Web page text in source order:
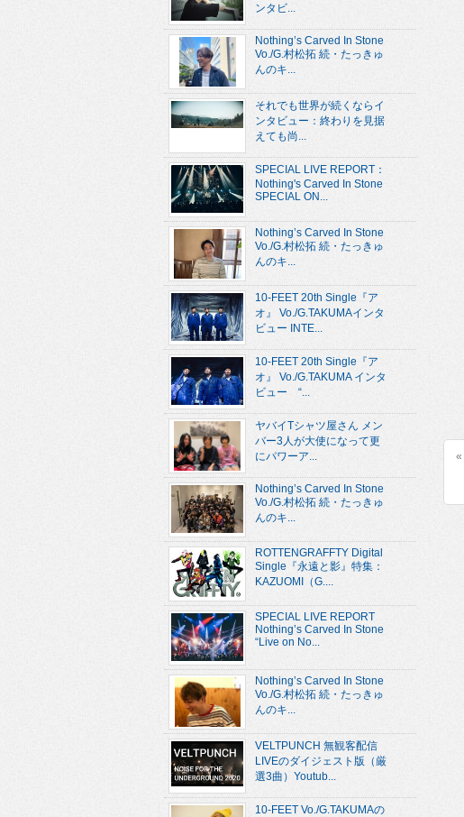
«
ンタビ...
Nothing’s Carved In Stone
Vo./G.村松拓 続・たっきゅ
んのキ...
それでも世界が続くならイ
ンタビュー：終わりを見据
えても尚...
SPECIAL LIVE REPORT：
Nothing's Carved In Stone
SPECIAL ON...
Nothing’s Carved In Stone
Vo./G.村松拓 続・たっきゅ
んのキ...
10-FEET 20th Single『ア
オ』 Vo./G.TAKUMAインタ
ビュー INTE...
10-FEET 20th Single『ア
オ』 Vo./G.TAKUMA インタ
ビュー “...
ヤバイTシャツ屋さん メン
バー3人が大使になって更
にパワーア...
Nothing’s Carved In Stone
Vo./G.村松拓 続・たっきゅ
んのキ...
ROTTENGRAFFTY Digital
Single『永遠と影』特集：
KAZUOMI（G....
SPECIAL LIVE REPORT
Nothing’s Carved In Stone
“Live on No...
Nothing’s Carved In Stone
Vo./G.村松拓 続・たっきゅ
んのキ...
VELTPUNCH 無観客配信
LIVEのダイジェスト版（厳
選3曲）Youtub...
10-FEET Vo./G.TAKUMAの